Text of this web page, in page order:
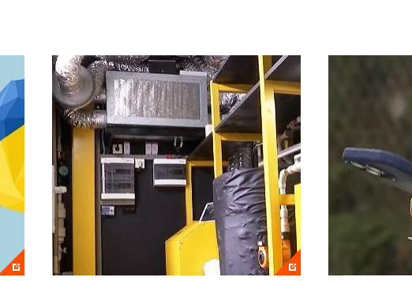
2+2 та на сайті онлайн.